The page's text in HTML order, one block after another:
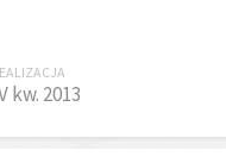
kw. 2013